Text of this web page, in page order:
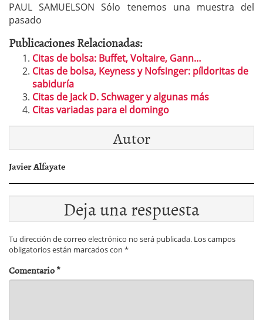
PAUL SAMUELSON Sólo tenemos una muestra del
pasado
Publicaciones Relacionadas:
Citas de bolsa: Buffet, Voltaire, Gann…
Citas de bolsa, Keyness y Nofsinger: píldoritas de
sabiduría
Citas de Jack D. Schwager y algunas más
Citas variadas para el domingo
Autor
Javier Alfayate
Deja una respuesta
Tu dirección de correo electrónico no será publicada. Los campos
obligatorios están marcados con *
Comentario*